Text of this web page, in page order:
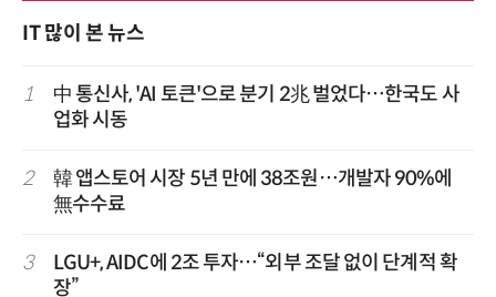
IT 많이 본 뉴스
1
中 통신사, 'AI 토큰'으로 분기 2兆 벌었다…한국도 사
업화 시동
2
韓 앱스토어 시장 5년 만에 38조원…개발자 90%에
無수수료
3
LGU+, AIDC에 2조 투자…“외부 조달 없이 단계적 확
장”